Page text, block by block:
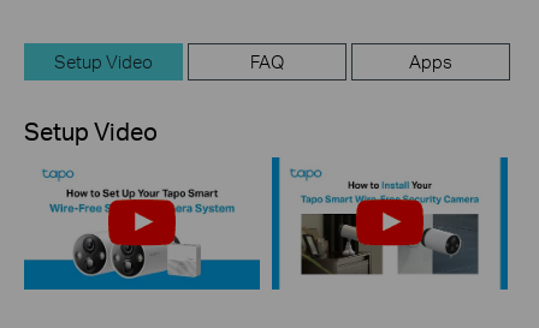
Setup Video FAQ Apps
Setup Video